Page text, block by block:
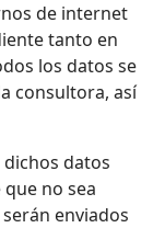
de internet
tanto en
los datos se
consultora, así
datos
no sea
enviados